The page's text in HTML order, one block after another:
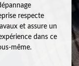
respecte
et assure un
dans ce
même.